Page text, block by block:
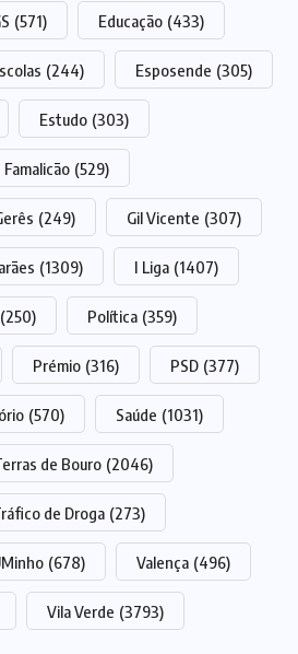
(571) Educação (433)
(244) Esposende (305)
Estudo (303)
Famalicão (529)
(249) Gil Vicente (307)
(1309) I Liga (1407)
(250) Política (359)
Prémio (316) PSD (377)
(570) Saúde (1031)
de Bouro (2046)
de Droga (273)
(678) Valença (496)
Vila Verde (3793)